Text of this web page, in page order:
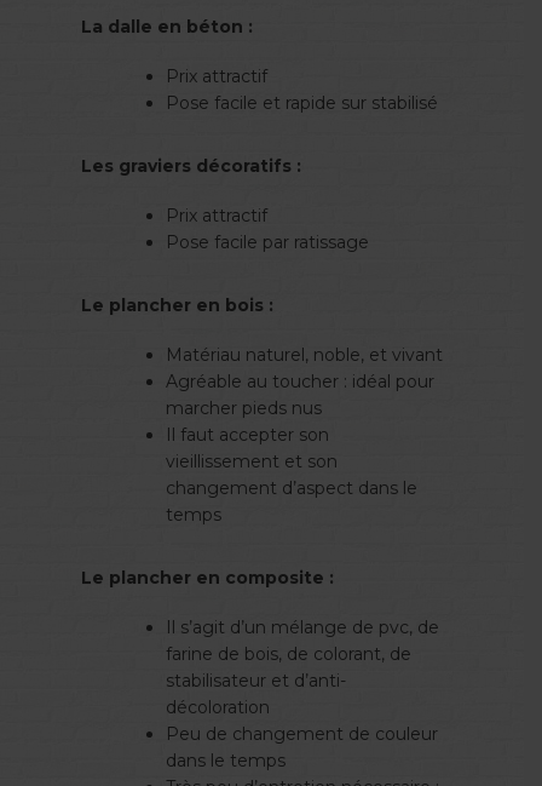
La dalle en béton :
Prix attractif
Pose facile et rapide sur stabilisé
Les graviers décoratifs :
Prix attractif
Pose facile par ratissage
Le plancher en bois :
Matériau naturel, noble, et vivant
Agréable au toucher : idéal pour
marcher pieds nus
Il faut accepter son
vieillissement et son
changement d’aspect dans le
temps
Le plancher en composite :
Il s’agit d’un mélange de pvc, de
farine de bois, de colorant, de
stabilisateur et d’anti-
décoloration
Peu de changement de couleur
dans le temps